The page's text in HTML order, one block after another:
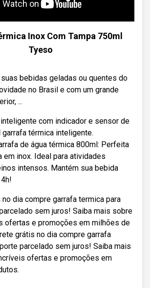
Inox Com Tampa 750ml
Tyeso
bebidas geladas ou quentes do
no Brasil e com um grande
...
com indicador e sensor de
térmica inteligente.
de água térmica 800ml: Perfeita
em inox. Ideal para atividades
intensos. Mantém sua bebida
dia compre garrafa termica para
sem juros! Saiba mais sobre
ofertas e promoções em milhões de
grátis no dia compre garrafa
parcelado sem juros! Saiba mais
ofertas e promoções em